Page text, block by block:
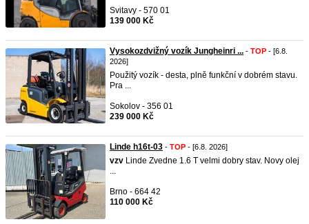
Svitavy - 570 01
139 000 Kč
Vysokozdvižný vozík Jungheinri ... - TOP - [6.8.
2026]
Použitý vozík - desta, plně funkční v dobrém stavu.
Pra ...
Sokolov - 356 01
239 000 Kč
Linde h16t-03 - TOP - [6.8. 2026]
vzv Linde Zvedne 1.6 T velmi dobry stav. Novy olej
...
Brno - 664 42
110 000 Kč